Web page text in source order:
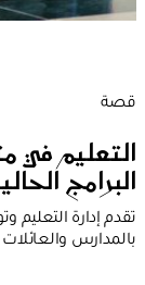
قصة
التعليم في
البرامج
تقدم إدارة
بالمدارس والعائلات